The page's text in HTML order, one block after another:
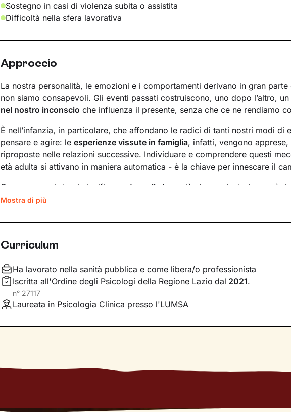
Sostegno in casi di violenza subita o assistita
Difficoltà nella sfera lavorativa
Approccio
La nostra personalità, le emozioni e i comportamenti derivano in gran
non siamo consapevoli. Gli eventi passati costruiscono, uno dopo l’altro, un
nel nostro inconscio che influenza il presente, senza che ce ne rendiamo
È nell’infanzia, in particolare, che affondano le radici di tanti nostri modi di
pensare e agire: le esperienze vissute in famiglia, infatti, vengono
riproposte nelle relazioni successive. Individuare e comprendere questi
età adulta si attivano in maniera automatica - è la chiave per innescare il
Conoscere noi stessi significa
portare alla luce
ciò che per tanto tempo è
quinte: raggiungere questo tipo di consapevolezza è il primo passo
aiutandoti a far
definiscono ma di cui non sei ancora pienamente cosciente.
Questo ti consentirà di riscoprire alcune tue qualità che erano rimaste in
individuare risorse interiori che ti permetteranno di
Mostra di più
Curriculum
Ha lavorato nella sanità pubblica e come libera/o professionista
Iscritta all'Ordine degli Psicologi della Regione Lazio dal 2021.
n° 27117
Laureata in Psicologia Clinica presso l'LUMSA